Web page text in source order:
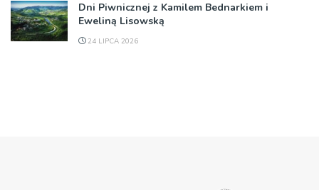
Dni Piwnicznej z Kamilem Bednarkiem i
Eweliną Lisowską
24 LIPCA 2026